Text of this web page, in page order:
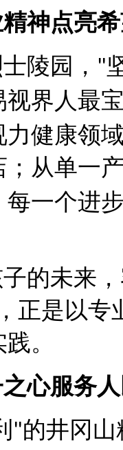
神点亮
陵园， "
界人最
健康领
；从单一
一个进
的未来
正是以
。
心服务
"的井冈